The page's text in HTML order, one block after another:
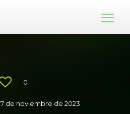
0
7 de noviembre de 2023